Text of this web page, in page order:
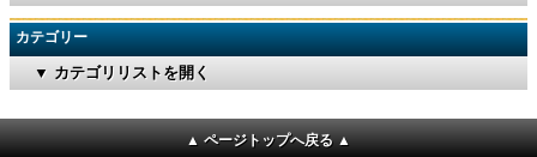
カテゴリー
▼ カテゴリリストを開く
▲ ページトップへ戻る ▲